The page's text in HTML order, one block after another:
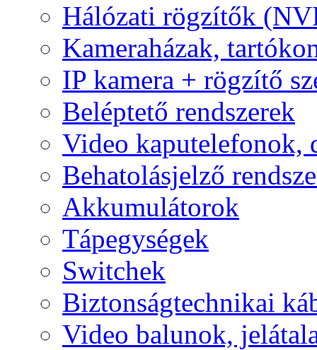
Hálózati rögzítők
Kameraházak,
IP kamera + rögzítő
Beléptető rendszerek
Video kaputelefonok,
Behatolásjelző
Akkumulátorok
Tápegységek
Switchek
Biztonságtechnikai
Video balunok,